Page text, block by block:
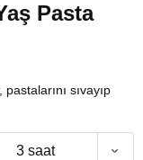
Pasta
sıvayıp
3 saat